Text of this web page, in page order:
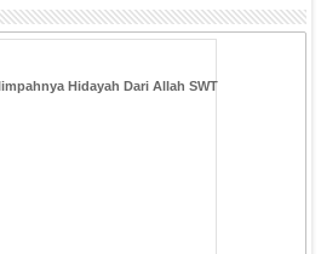
Hidayah Dari Allah SWT